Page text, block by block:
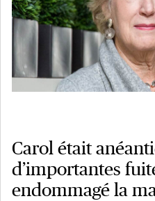
Carol était
d’importantes
endommagé la